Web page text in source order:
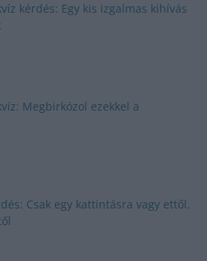
kérdés: Egy kis izgalmas kihívás
Megbirkózol ezekkel a
Csak egy kattintásra vagy ettől,